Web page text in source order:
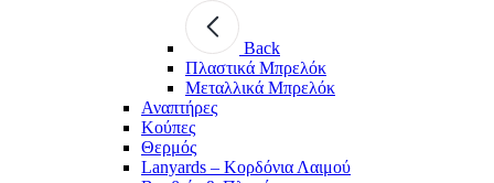
Back
Πλαστικά Μπρελόκ
Μεταλλικά Μπρελόκ
Αναπτήρες
Κούπες
Θερμός
Lanyards – Kορδόνια Λαιμού